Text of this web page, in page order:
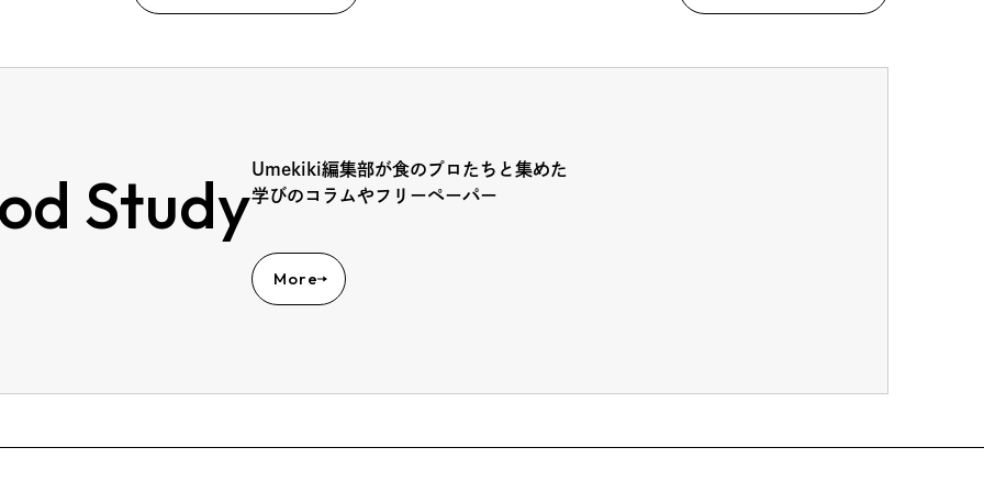
StudyUmekiki編集部が食のプロたちと集めた
学びのコラムやフリーペーパー
More